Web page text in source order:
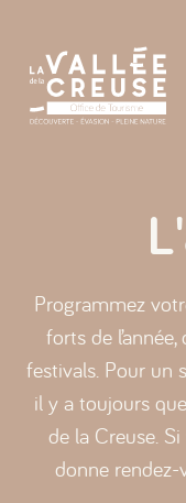
Programmez
forts de
festivals. Pour un
il y a toujours
de la Creuse.
donne rendez-